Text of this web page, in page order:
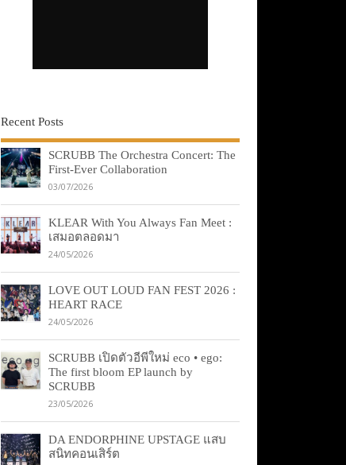
Recent Posts
SCRUBB The Orchestra Concert: The
First-Ever Collaboration
03/07/2026
KLEAR With You Always Fan Meet :
เสมอตลอดมา
24/05/2026
LOVE OUT LOUD FAN FEST 2026 :
HEART RACE
24/05/2026
SCRUBB เปิดตัวอีพีใหม่ eco • ego:
The first bloom EP launch by
SCRUBB
23/05/2026
DA ENDORPHINE UPSTAGE แสบ
สนิทคอนเสิร์ต